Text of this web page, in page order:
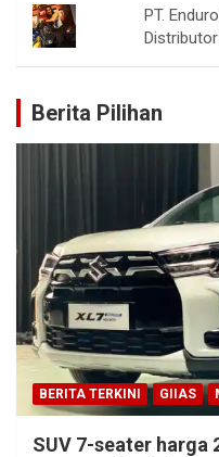
PT.
Distributor
Berita Pilihan
BERITA TERKINI GIIAS
SUV 7-seater harga